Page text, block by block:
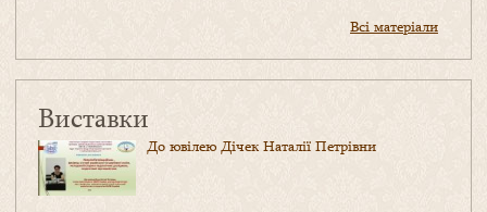
Всі матеріали
Виставки
До ювілею Дічек Наталії Петрівни